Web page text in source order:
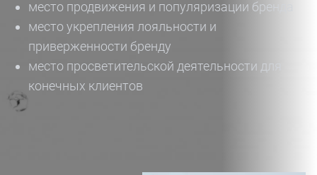
место продвижения и популяризации бренда
место укрепления лояльности и
приверженности бренду
место просветительской деятельности для
конечных клиентов